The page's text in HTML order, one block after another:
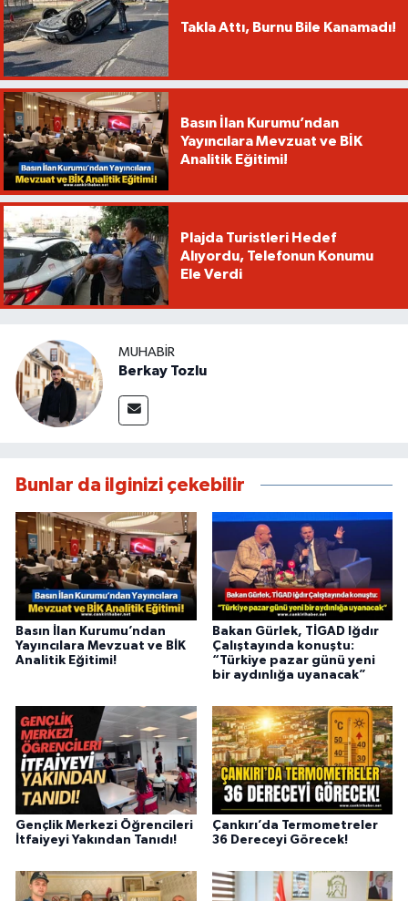
Takla Attı, Burnu Bile Kanamadı!
Basın İlan Kurumu’ndan
Yayıncılara Mevzuat ve BİK
Analitik Eğitimi!
Plajda Turistleri Hedef
Alıyordu, Telefonun Konumu
Ele Verdi
MUHABIR
Berkay Tozlu
Bunlar da ilginizi çekebilir
Basın İlan Kurumu’ndan
Yayıncılara Mevzuat ve BİK
Analitik Eğitimi!
Bakan Gürlek, TİGAD Iğdır
Çalıştayında konuştu:
“Türkiye pazar günü yeni
bir aydınlığa uyanacak”
Gençlik Merkezi Öğrencileri
İtfaiyeyi Yakından Tanıdı!
Çankırı’da Termometreler
36 Dereceyi Görecek!